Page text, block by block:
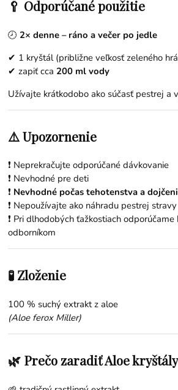
🥄 Odporúčané použitie
🕗 2× denne – ráno a večer po jedle
✔ 1 kryštál (približne veľkosť zeleného
✔ zapiť cca 200 ml vody
Užívajte krátkodobo ako súčasť pestrej a
⚠️ Upozornenie
❗ Neprekračujte odporúčané dávkovanie
❗ Nevhodné pre deti
❗ Nevhodné počas tehotenstva a
❗ Nepoužívajte ako náhradu pestrej stravy
❗ Pri dlhodobých ťažkostiach
odborníkom
🧪 Zloženie
100 % suchý extrakt z aloe
(Aloe ferox Miller)
🌿 Prečo zaradiť Aloe kryštály